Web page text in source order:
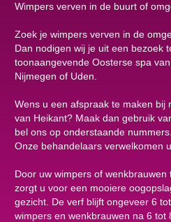
Wimpers verven in de buurt of
Zoek je wimpers verven in de
Dan nodigen wij je uit een bezoek
toonaangevende Oosterse spa
Nijmegen of Uden.
Wens u een afspraak te maken bij
van Heikant? Maak dan gebruik
bel ons op onderstaande nummers.
Onze behandelaars verwelkomen
Door uw wimpers of
zorgt u voor een mooiere
gezicht. De verf blijft ongeveer 6
wimpers en wenkbrauwen na 6 tot